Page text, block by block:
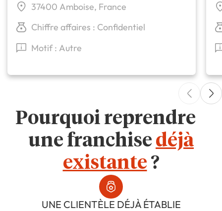
37400 Amboise, France
Chiffre affaires : Confidentiel
Motif : Autre
Pourquoi reprendre
une franchise déjà
existante ?
UNE CLIENTÈLE DÉJÀ ÉTABLIE